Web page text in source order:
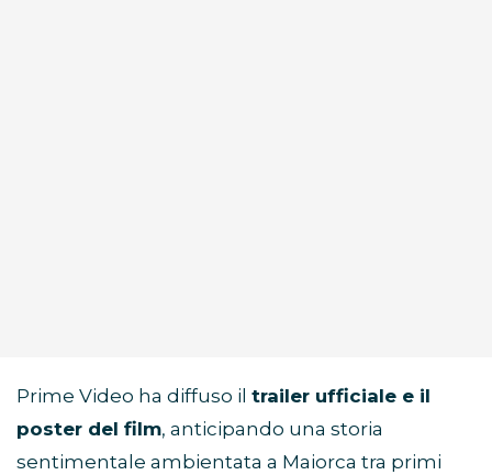
Prime Video ha diffuso il trailer ufficiale e il
poster del film, anticipando una storia
sentimentale ambientata a Maiorca tra primi